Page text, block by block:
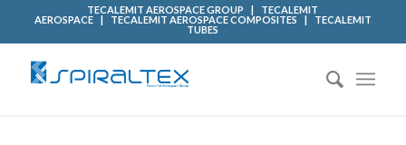
TECALEMIT AEROSPACE GROUP | TECALEMIT
AEROSPACE| TECALEMIT AEROSPACE COMPOSITES | TECALEMIT
TUBES